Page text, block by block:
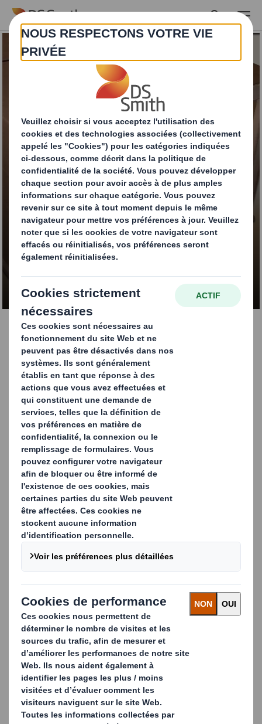
Skip to main content
Wrap
CONTACTEZ-NOUS
Wrap | DS Smith -
Tecnicarton
Wrap est notre solution combinant carton et bois,
conçue pour répondre aux exigences des produits
industriels volumineux et lourds. Cette approche
hybride, semblable à celle d'un coffre, offre une solution
hautement personnalisable qui assure une protection
totale des produits.
Elle est entièrement personnalisable en fonction des
besoins, avec des options telles que l'ouverture frontale
ou latérale, des poignées et des loquets. Cette flexibilité
s'adapte parfaitement à la diversité des produits
industriels, en particulier ceux qui sont allongés et
lourds, simplifiant ainsi le transport et la logistique.
Carousel. Use previous and next buttons to move